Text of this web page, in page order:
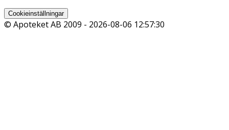
Cookieinställningar
© Apoteket AB 2009 - 2026-08-06 12:57:30